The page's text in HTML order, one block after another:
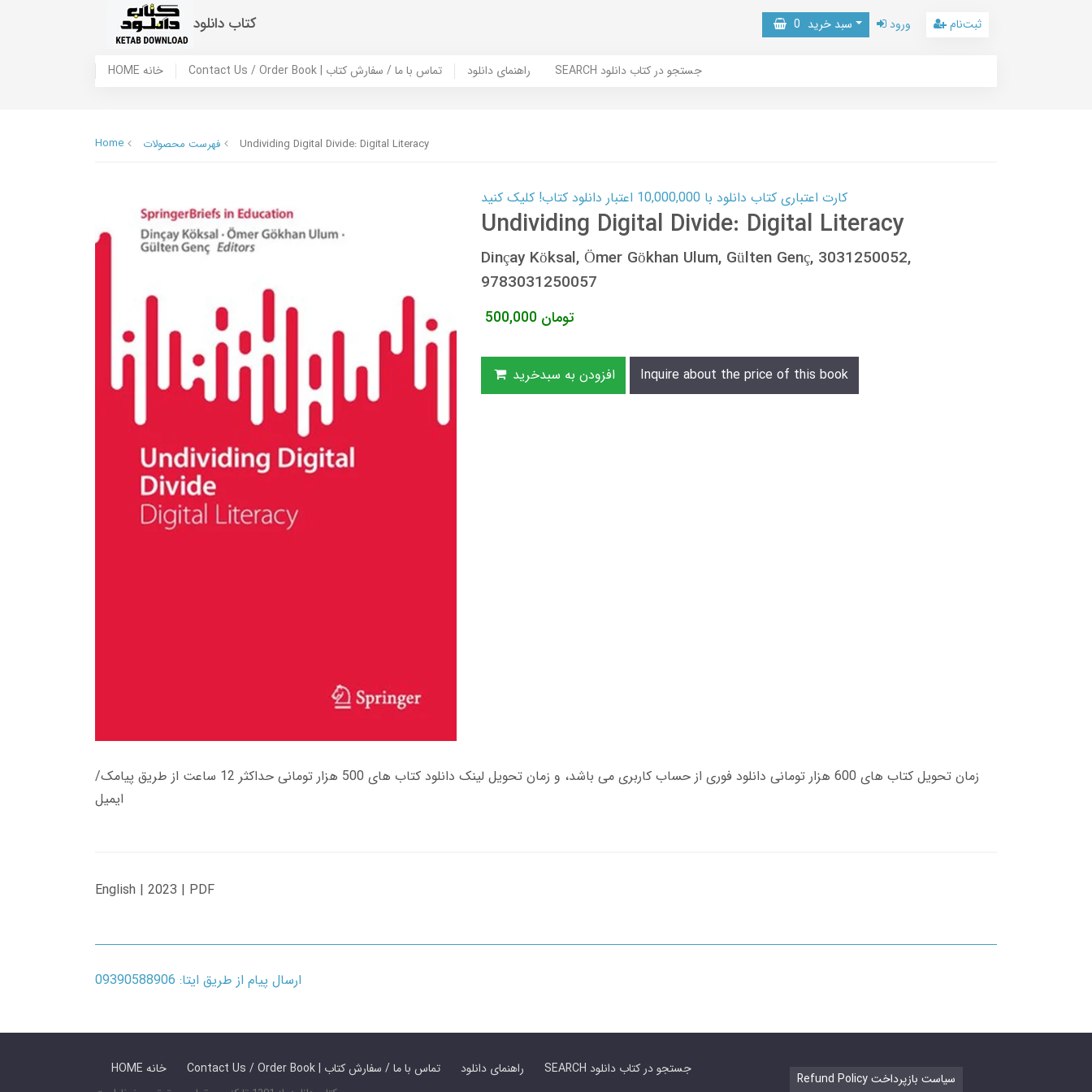
کتاب دانلود سبد خرید 0 ورود ثبت‌نام
HOME خانه Contact Us / Order Book | تماس با ما / سفارش کتاب راهنمای دانلود SEARCH جستجو در کتاب دانلود
Home فهرست محصولات Undividing Digital Divide: Digital Literacy
کارت اعتباری کتاب دانلود با 10,000,000 اعتبار دانلود کتاب! کلیک کنید
Undividing Digital Divide: Digital Literacy
Dinçay Köksal, Ömer Gökhan Ulum, Gülten Genç, 3031250052,
9783031250057
500,000 تومان
افزودن به سبدخرید Inquire about the price of this book
زمان تحویل کتاب های 600 هزار تومانی دانلود فوری از حساب کاربری می باشد، و زمان تحویل لینک دانلود کتاب های 500 هزار تومانی حداکثر 12 ساعت از طریق پیامک/
ایمیل
English | 2023 | PDF
ارسال پیام از طریق ایتا: 09390588906
HOME خانه Contact Us / Order Book | تماس با ما / سفارش کتاب راهنمای دانلود SEARCH جستجو در کتاب دانلود
Refund Policy سیاست بازپرداخت